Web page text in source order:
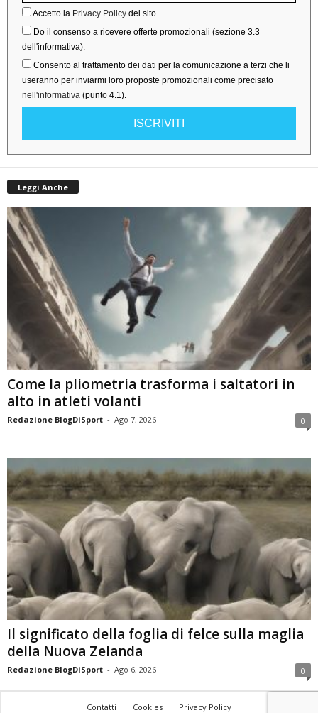
Accetto la Privacy Policy del sito.
Do il consenso a ricevere offerte promozionali (sezione 3.3
dell'informativa).
Consento al trattamento dei dati per la comunicazione a terzi che li
useranno per inviarmi loro proposte promozionali come precisato
nell'informativa (punto 4.1).
ISCRIVITI
Leggi Anche
Come la pliometria trasforma i saltatori in
alto in atleti volanti
Redazione BlogDiSport - Ago 7, 2026 0
Il significato della foglia di felce sulla maglia
della Nuova Zelanda
Redazione BlogDiSport - Ago 6, 2026 0
Contatti Cookies Privacy Policy